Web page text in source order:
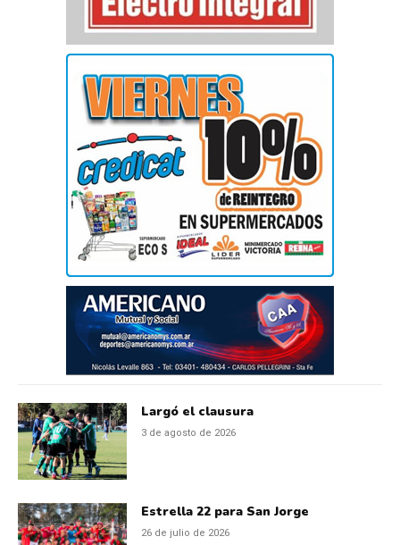
Largó el clausura
3 de agosto de 2026
Estrella 22 para San Jorge
26 de julio de 2026